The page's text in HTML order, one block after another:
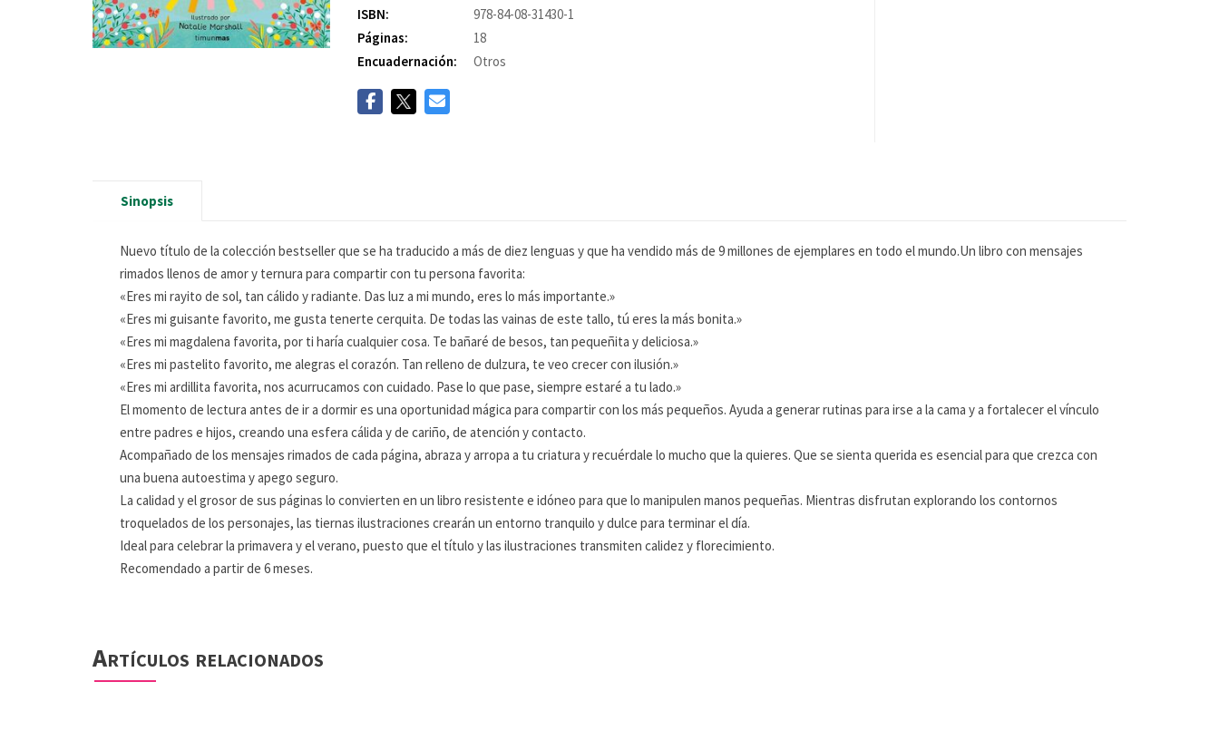
ISBN:
978-84-08-31430-1
Páginas:
18
Encuadernación:
Otros
Sinopsis
Nuevo título de la colección bestseller que se ha traducido a más de diez lenguas y que ha vendido más de 9 millones de ejemplares en todo el mundo.Un libro con mensajes
rimados llenos de amor y ternura para compartir con tu persona favorita:
«Eres mi rayito de sol, tan cálido y radiante. Das luz a mi mundo, eres lo más importante.»
«Eres mi guisante favorito, me gusta tenerte cerquita. De todas las vainas de este tallo, tú eres la más bonita.»
«Eres mi magdalena favorita, por ti haría cualquier cosa. Te bañaré de besos, tan pequeñita y deliciosa.»
«Eres mi pastelito favorito, me alegras el corazón. Tan relleno de dulzura, te veo crecer con ilusión.»
«Eres mi ardillita favorita, nos acurrucamos con cuidado. Pase lo que pase, siempre estaré a tu lado.»
El momento de lectura antes de ir a dormir es una oportunidad mágica para compartir con los más pequeños. Ayuda a generar rutinas para irse a la cama y a fortalecer el vínculo
entre padres e hijos, creando una esfera cálida y de cariño, de atención y contacto.
Acompañado de los mensajes rimados de cada página, abraza y arropa a tu criatura y recuérdale lo mucho que la quieres. Que se sienta querida es esencial para que crezca con
una buena autoestima y apego seguro.
La calidad y el grosor de sus páginas lo convierten en un libro resistente e idóneo para que lo manipulen manos pequeñas. Mientras disfrutan explorando los contornos
troquelados de los personajes, las tiernas ilustraciones crearán un entorno tranquilo y dulce para terminar el día.
Ideal para celebrar la primavera y el verano, puesto que el título y las ilustraciones transmiten calidez y florecimiento.
Recomendado a partir de 6 meses.
Artículos relacionados